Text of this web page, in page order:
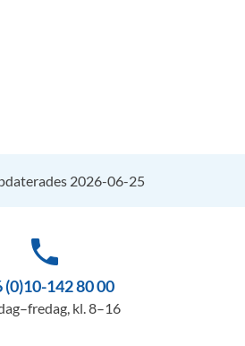
2026-06-25
phone
(0)10-142 80 00
kl. 8–16